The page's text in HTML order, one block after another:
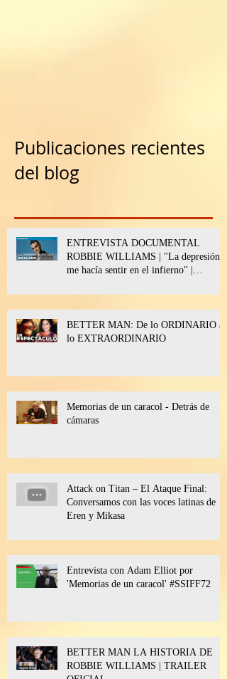
Publicaciones recientes
del blog
ENTREVISTA DOCUMENTAL
ROBBIE WILLIAMS | "La depresión
me hacía sentir en el infierno" |
BETTER MAN: De lo ORDINARIO a
lo EXTRAORDINARIO
Memorias de un caracol - Detrás de
cámaras
Attack on Titan – El Ataque Final:
Conversamos con las voces latinas de
Eren y Mikasa
Entrevista con Adam Elliot por
'Memorias de un caracol' #SSIFF72
BETTER MAN LA HISTORIA DE
ROBBIE WILLIAMS | TRAILER